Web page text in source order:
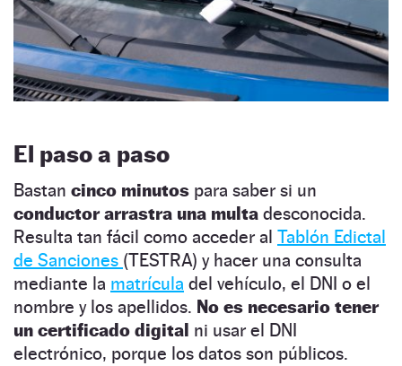
El paso a paso
Bastan cinco minutos para saber si un
conductor arrastra una multa desconocida.
Resulta tan fácil como acceder al Tablón Edictal
de Sanciones (TESTRA) y hacer una consulta
mediante la matrícula del vehículo, el DNI o el
nombre y los apellidos. No es necesario tener
un certificado digital ni usar el DNI
electrónico, porque los datos son públicos.